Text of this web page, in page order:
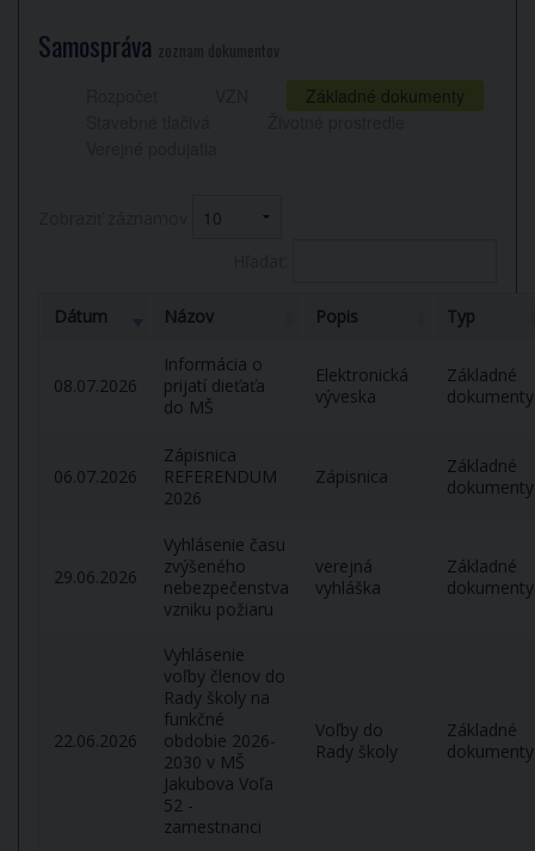
Samospráva
Základné dokumenty
Dátum Názov Popis Typ
08.07.2026
Informácia o
prijatí dieťaťa
do MŠ
Elektronická
výveska
Základné
dokumenty
06.07.2026
Zápisnica
REFERENDUM
2026
Zápisnica
Základné
dokumenty
29.06.2026
Vyhlásenie času
zvýšeného
nebezpečenstva
vzniku požiaru
verejná
vyhláška
Základné
dokumenty
22.06.2026
Vyhlásenie
voľby členov do
Rady školy na
funkčné
obdobie 2026-
2030 v MŠ
Jakubova Voľa
52 -
zamestnanci
Voľby do
Rady školy
Základné
dokumenty